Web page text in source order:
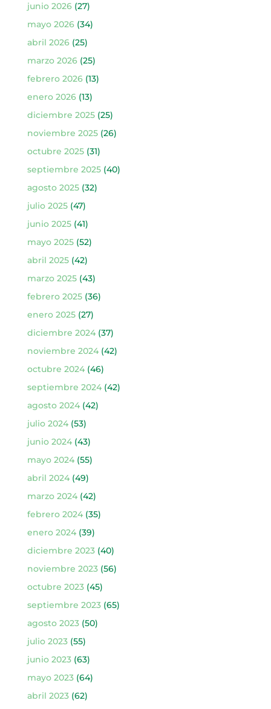
junio 2026(27)
mayo 2026(34)
abril 2026(25)
marzo 2026(25)
febrero 2026(13)
enero 2026(13)
diciembre 2025(25)
noviembre 2025(26)
octubre 2025(31)
septiembre 2025(40)
agosto 2025(32)
julio 2025(47)
junio 2025(41)
mayo 2025(52)
abril 2025(42)
marzo 2025(43)
febrero 2025(36)
enero 2025(27)
diciembre 2024(37)
noviembre 2024(42)
octubre 2024(46)
septiembre 2024(42)
agosto 2024(42)
julio 2024(53)
junio 2024(43)
mayo 2024(55)
abril 2024(49)
marzo 2024(42)
febrero 2024(35)
enero 2024(39)
diciembre 2023(40)
noviembre 2023(56)
octubre 2023(45)
septiembre 2023(65)
agosto 2023(50)
julio 2023(55)
junio 2023(63)
mayo 2023(64)
abril 2023(62)